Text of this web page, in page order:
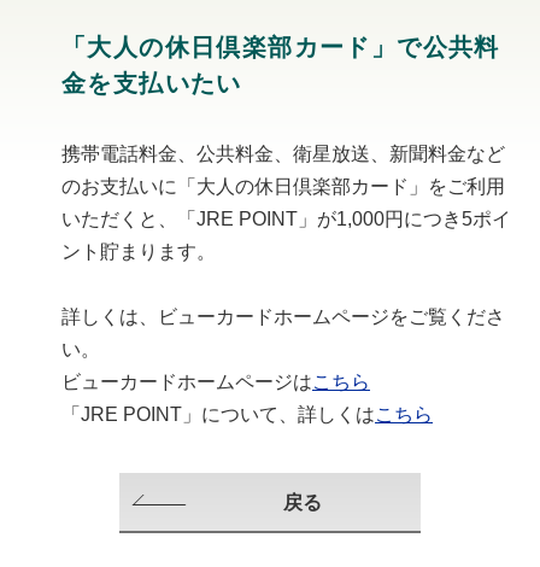
「大人の休日倶楽部カード」で公共料
金を支払いたい
携帯電話料金、公共料金、衛星放送、新聞料金など
のお支払いに「大人の休日倶楽部カード」をご利用
いただくと、「JRE POINT」が1,000円につき5ポイ
ント貯まります。
詳しくは、ビューカードホームページをご覧くださ
い。
ビューカードホームページはこちら
「JRE POINT」について、詳しくはこちら
戻る